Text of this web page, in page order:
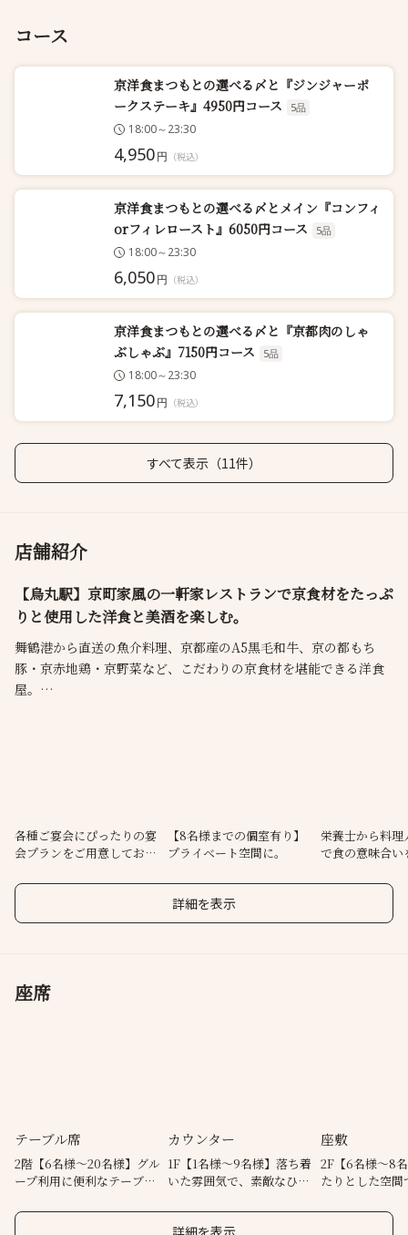
コース
京洋食まつもとの選べる〆と『ジンジャーポ
ークステーキ』4950円コース
5品
18:00～23:30
4,950円 （税込）
京洋食まつもとの選べる〆とメイン『コンフィ
orフィレロースト』6050円コース
5品
18:00～23:30
6,050円 （税込）
京洋食まつもとの選べる〆と『京都肉のしゃ
ぶしゃぶ』7150円コース
5品
18:00～23:30
7,150円 （税込）
すべて表示（11件）
店舗紹介
【烏丸駅】京町家風の一軒家レストランで京食材をたっぷ
りと使用した洋食と美酒を楽しむ。
舞鶴港から直送の魚介料理、京都産のA5黒毛和牛、京の都もち
豚・京赤地鶏・京野菜など、こだわりの京食材を堪能できる洋食
屋。
通販サイトからもご購入いただけますので、ぜひご利用くださ
い。
各種ご宴会にぴったりの宴
会プランをご用意しており
【8名様までの個室有り】
プライベート空間に。
栄養士から料理
で食の意味合い
詳細を表示
座席
テーブル席
2階【6名様～20名様】グル
ープ利用に便利なテーブル
カウンター
1F【1名様～9名様】落ち着
いた雰囲気で、素敵なひと
座敷
2F【6名様～8
たりとした空間
詳細を表示